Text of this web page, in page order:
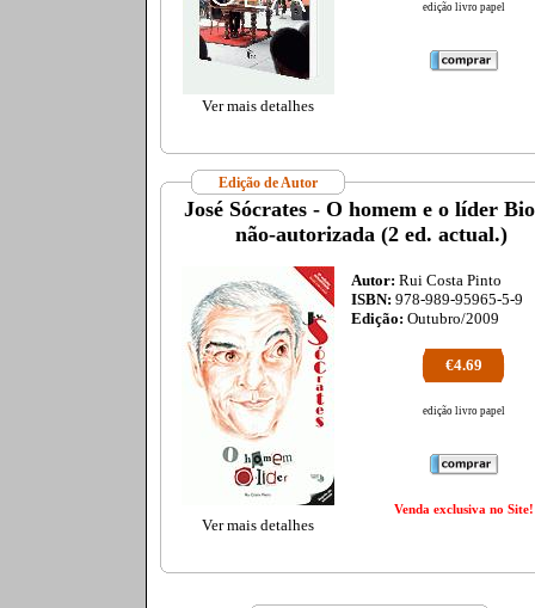
edição livro papel
Ver mais detalhes
Edição de Autor
José Sócrates - O homem e o líder
não-autorizada (2 ed. actual.)
Autor: Rui Costa Pinto
ISBN: 978-989-95965-5-9
Edição: Outubro/2009
€4.69
edição livro papel
Venda exclusiva no Site!
Ver mais detalhes